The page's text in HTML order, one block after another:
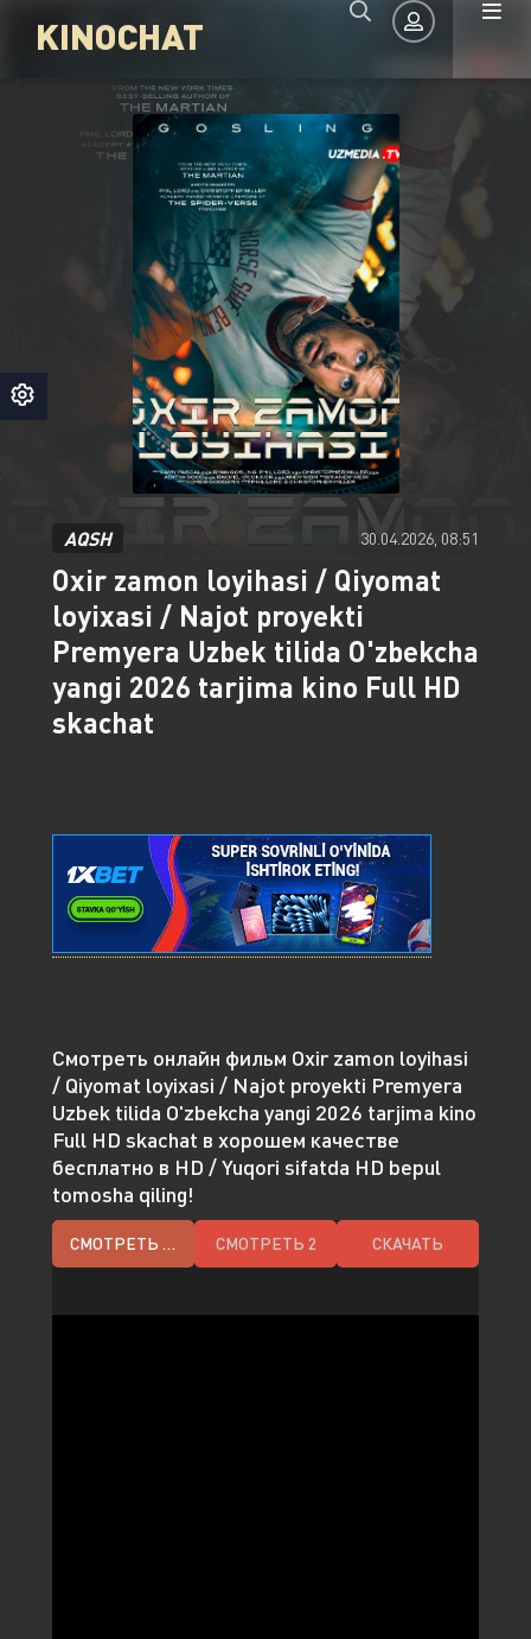
KINOCHAT
Авторизация
AQSH 30.04.2026, 08:51
Oxir zamon loyihasi / Qiyomat
loyixasi / Najot proyekti
Premyera Uzbek tilida O'zbekcha
yangi 2026 tarjima kino Full HD
skachat
Смотреть онлайн фильм Oxir zamon loyihasi
/ Qiyomat loyixasi / Najot proyekti Premyera
Uzbek tilida O'zbekcha yangi 2026 tarjima kino
Full HD skachat в хорошем качестве
бесплатно в HD / Yuqori sifatda HD bepul
tomosha qiling!
СМОТРЕТЬ HD СМОТРЕТЬ 2 СКАЧАТЬ